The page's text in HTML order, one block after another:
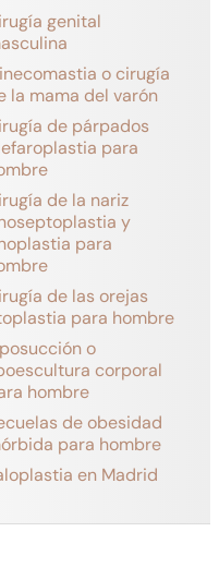
genital
o cirugía
la mama del varón
de párpados
para
de la nariz
y
para
de las orejas
para hombre
o
corporal
hombre
de obesidad
para hombre
en Madrid